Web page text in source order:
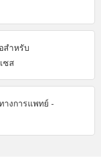
สำหรับ
ซส
งการแพทย์ -